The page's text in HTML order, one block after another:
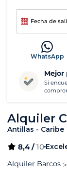
Alquiler
Antillas - Caribe
8,4 /10
Alquiler Barcos
Fecha de
WhatsApp
Mejor
Si